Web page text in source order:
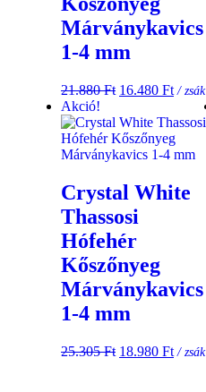
Márványkavics
1-4 mm
21.880Ft 16.480 Ft/ zsák
Akció!
Crystal White
Thassosi
Hófehér
Kőszőnyeg
Márványkavics
1-4 mm
25.305Ft 18.980 Ft/ zsák